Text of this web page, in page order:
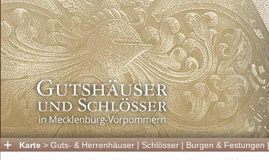
Karte > Guts- & Herrenhäuser | Schlösser | Burgen & Festungen